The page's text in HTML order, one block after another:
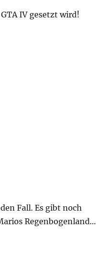
IV gesetzt wird!
Fall. Es gibt noch
Regenbogenland…